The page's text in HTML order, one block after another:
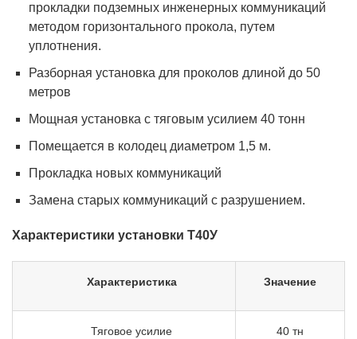
прокладки подземных инженерных коммуникаций
методом горизонтального прокола, путем
уплотнения.
Разборная установка для проколов длиной до 50
метров
Мощная установка с тяговым усилием 40 тонн
Помещается в колодец диаметром 1,5 м.
Прокладка новых коммуникаций
Замена старых коммуникаций с разрушением.
Характеристики установки Т40У
Характеристика Значение
Тяговое усилие 40 тн